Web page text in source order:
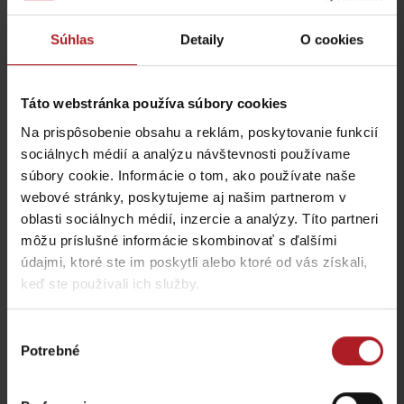
Súhlas Detaily O cookies
Táto webstránka používa súbory cookies
Na prispôsobenie obsahu a reklám, poskytovanie funkcií
sociálnych médií a analýzu návštevnosti používame
súbory cookie. Informácie o tom, ako používate naše
webové stránky, poskytujeme aj našim partnerom v
oblasti sociálnych médií, inzercie a analýzy. Títo partneri
môžu príslušné informácie skombinovať s ďalšími
údajmi, ktoré ste im poskytli alebo ktoré od vás získali,
keď ste používali ich služby.
súhlasu
Potrebné
KONGRES: Hotel Tri
studničky ****
Liptovský Mikuláš
Tatry Medic Point
Liptovský Mikuláš
Demänovská dolina